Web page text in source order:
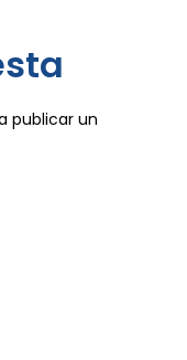
publicar un